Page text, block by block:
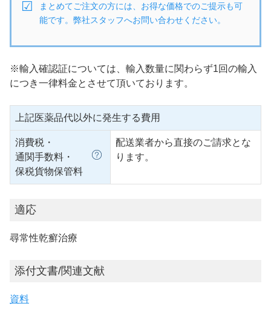
まとめてご注文の方には、お得な価格でのご提示も可
能です。弊社スタッフへお問い合わせください。
※輸入確認証については、輸入数量に関わらず1回の輸入
につき一律料金とさせて頂いております。
上記医薬品代以外に発生する費用
消費税・
通関手数料・
保税貨物保管料
配送業者から直接のご請求とな
ります。
適応
尋常性乾癬治療
添付文書/関連文献
資料